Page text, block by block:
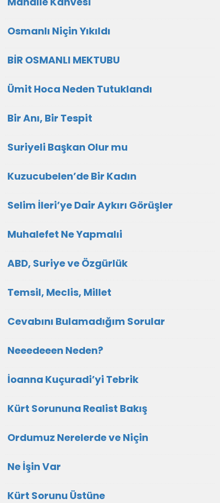
Osmanlı Niçin Yıkıldı
BİR OSMANLI MEKTUBU
Ümit Hoca Neden Tutuklandı
Bir Anı, Bir Tespit
Suriyeli Başkan Olur mu
Kuzucubelen’de Bir Kadın
Selim İleri’ye Dair Aykırı Görüşler
Muhalefet Ne Yapmalıi
ABD, Suriye ve Özgürlük
Temsil, Meclis, Millet
Cevabını Bulamadığım Sorular
Neeedeeen Neden?
İoanna Kuçuradi’yi Tebrik
Kürt Sorununa Realist Bakış
Ordumuz Nerelerde ve Niçin
Ne İşin Var
Kürt Sorunu Üstüne